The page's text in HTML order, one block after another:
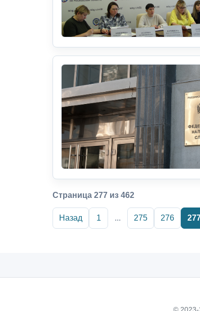
Страница 277 из 462
Назад 1 ... 275 276